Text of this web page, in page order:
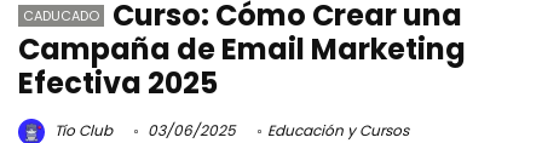
CADUCADO
Curso: Cómo Crear una
Campaña de Email Marketing
Efectiva 2025
Tío Club 03/06/2025
Educación y Cursos